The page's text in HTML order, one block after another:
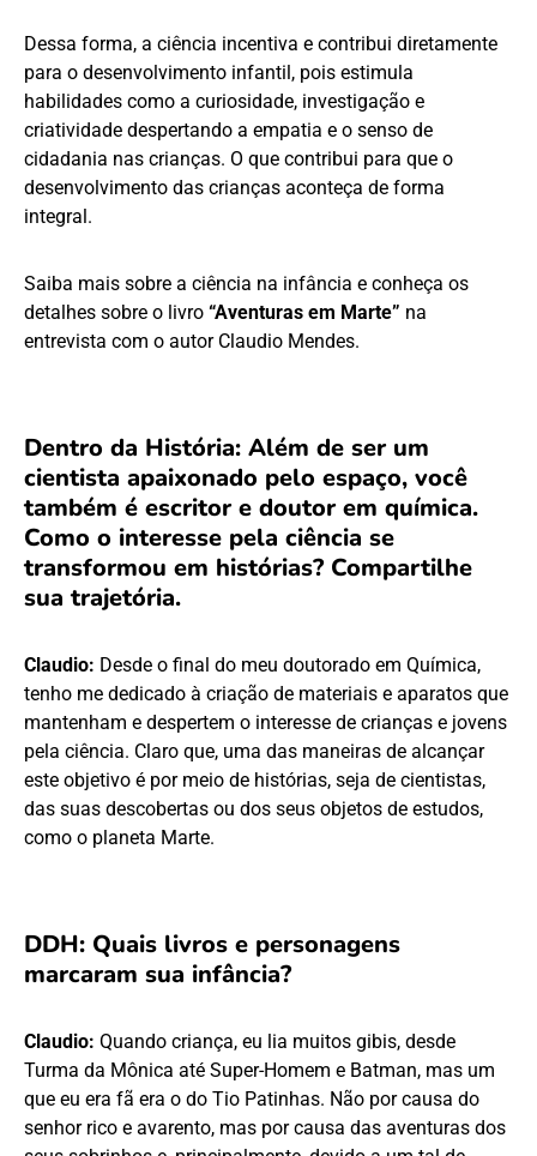
Dessa forma, a ciência incentiva e contribui diretamente
para o desenvolvimento infantil, pois estimula
habilidades como a curiosidade, investigação e
criatividade despertando a empatia e o senso de
cidadania nas crianças. O que contribui para que o
desenvolvimento das crianças aconteça de forma
integral.
Saiba mais sobre a ciência na infância e conheça os
detalhes sobre o livro “Aventuras em Marte” na
entrevista com o autor Claudio Mendes.
Dentro da História: Além de ser um
cientista apaixonado pelo espaço, você
também é escritor e doutor em química.
Como o interesse pela ciência se
transformou em histórias? Compartilhe
sua trajetória.
Claudio: Desde o final do meu doutorado em Química,
tenho me dedicado à criação de materiais e aparatos que
mantenham e despertem o interesse de crianças e jovens
pela ciência. Claro que, uma das maneiras de alcançar
este objetivo é por meio de histórias, seja de cientistas,
das suas descobertas ou dos seus objetos de estudos,
como o planeta Marte.
DDH: Quais livros e personagens
marcaram sua infância?
Claudio: Quando criança, eu lia muitos gibis, desde
Turma da Mônica até Super-Homem e Batman, mas um
que eu era fã era o do Tio Patinhas. Não por causa do
senhor rico e avarento, mas por causa das aventuras dos